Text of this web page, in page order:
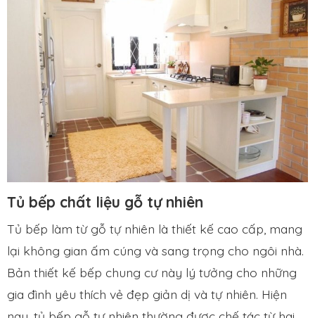
Tủ bếp chất liệu gỗ tự nhiên
Tủ bếp làm từ gỗ tự nhiên là thiết kế cao cấp, mang
lại không gian ấm cúng và sang trọng cho ngôi nhà.
Bản thiết kế bếp chung cư này lý tưởng cho những
gia đình yêu thích vẻ đẹp giản dị và tự nhiên. Hiện